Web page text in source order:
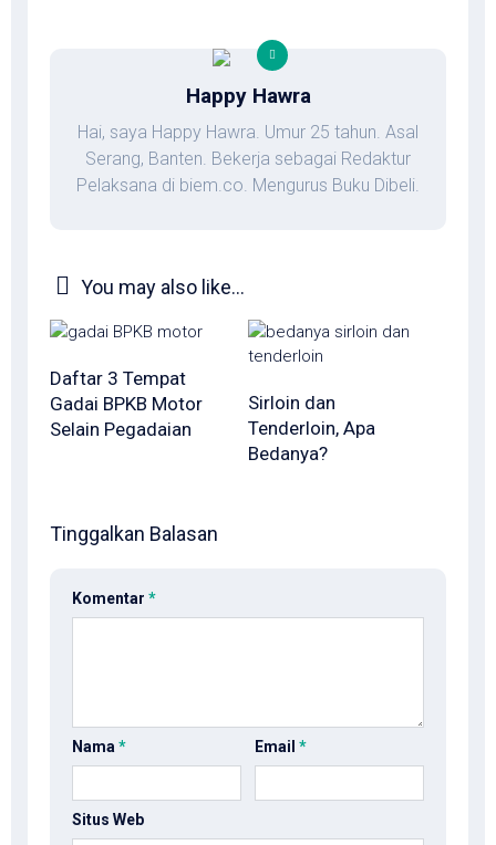
Happy Hawra
Hai, saya Happy Hawra. Umur 25 tahun. Asal
Serang, Banten. Bekerja sebagai Redaktur
Pelaksana di biem.co. Mengurus Buku Dibeli.
You may also like...
Daftar 3 Tempat
Gadai BPKB Motor
Selain Pegadaian
Sirloin dan
Tenderloin, Apa
Bedanya?
Tinggalkan Balasan
Komentar *
Nama* Email*
Situs Web